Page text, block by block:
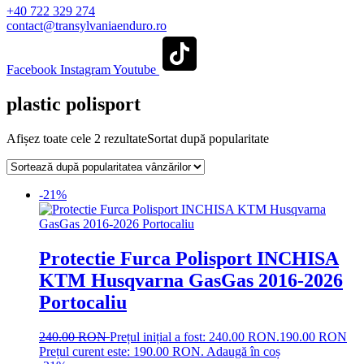
+40 722 329 274
contact@transylvaniaenduro.ro
Facebook InstagramYoutube
plastic polisport
Afișez toate cele 2 rezultateSortat după popularitate
-21%
Protectie Furca Polisport INCHISA
KTM Husqvarna GasGas 2016-2026
Portocaliu
240.00RONPrețul inițial a fost: 240.00 RON.190.00 RON
Prețul curent este: 190.00 RON. Adaugă în coș